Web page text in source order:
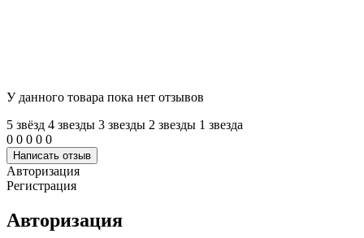
У данного товара пока нет отзывов
5 звёзд 4 звeзды 3 звeзды 2 звeзды 1 звeзда
0 0 0 0 0
Написать отзыв
Авторизация
Регистрация
Авторизация